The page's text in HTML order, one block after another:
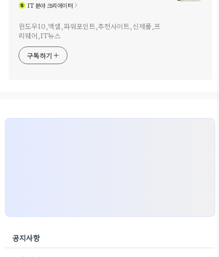
IT분야 크리에이터
윈도우10,엑셀,파워포인트,추천사이트,신제품,프
리웨어,IT뉴스
구독하기
공지사항